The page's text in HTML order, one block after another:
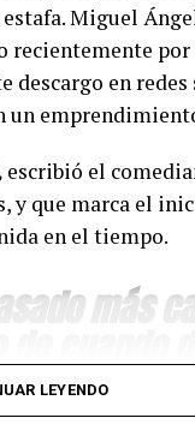
Miguel
recientemente
descargo en
un
escribió el
y que marca el
en el tiempo.
más
tanto
LEYENDO